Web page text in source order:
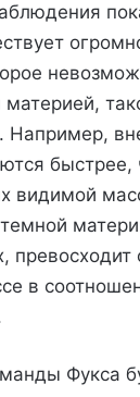
Например,
видимой
в
Фукса